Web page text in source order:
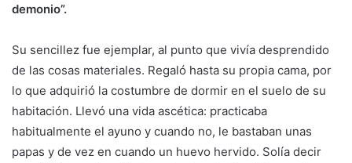
demonio”.
Su sencillez fue ejemplar, al punto que vivía desprendido
de las cosas materiales. Regaló hasta su propia cama, por
lo que adquirió la costumbre de dormir en el suelo de su
habitación. Llevó una vida ascética: practicaba
habitualmente el ayuno y cuando no, le bastaban unas
papas y de vez en cuando un huevo hervido. Solía decir